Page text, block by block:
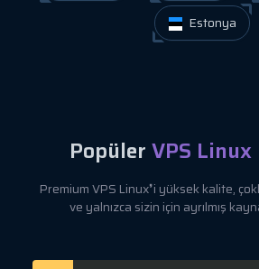
Estonya
PopülerVPS Linux
Premium VPS Linux❜i yüksek kalite,
ve yalnızca sizin için ayrılmış